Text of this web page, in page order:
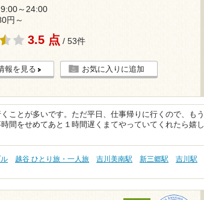
～24:00
円～
3.5 点 / 53件
報を見る お気に入りに追加
ことが多いです。ただ平日、仕事帰りに行くので、もう
間をせめてあと１時間遅くまてやっていてくれたら嬉し
越谷 ひとり旅・一人旅 吉川美南駅 新三郷駅
吉川駅